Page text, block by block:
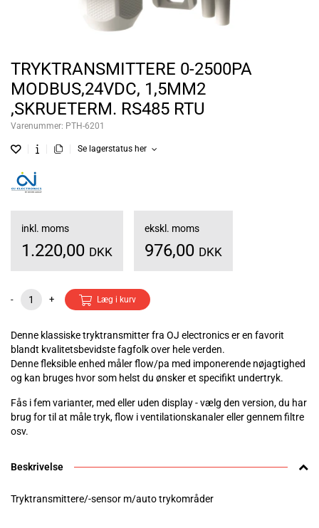
TRYKTRANSMITTERE 0-2500PA
MODBUS,24VDC, 1,5MM2
,SKRUETERM. RS485 RTU
Varenummer: PTH-6201
Se lagerstatus her
inkl. moms
1.220,00 DKK
ekskl. moms
976,00 DKK
- + Læg i kurv
Denne klassiske tryktransmitter fra OJ electronics er en favorit
blandt kvalitetsbevidste fagfolk over hele verden.
Denne fleksible enhed måler flow/pa med imponerende nøjagtighed
og kan bruges hvor som helst du ønsker et specifikt undertryk.
Fås i fem varianter, med eller uden display - vælg den version, du har
brug for til at måle tryk, flow i ventilationskanaler eller gennem filtre
osv.
Beskrivelse
Tryktransmittere/-sensor m/auto trykområder